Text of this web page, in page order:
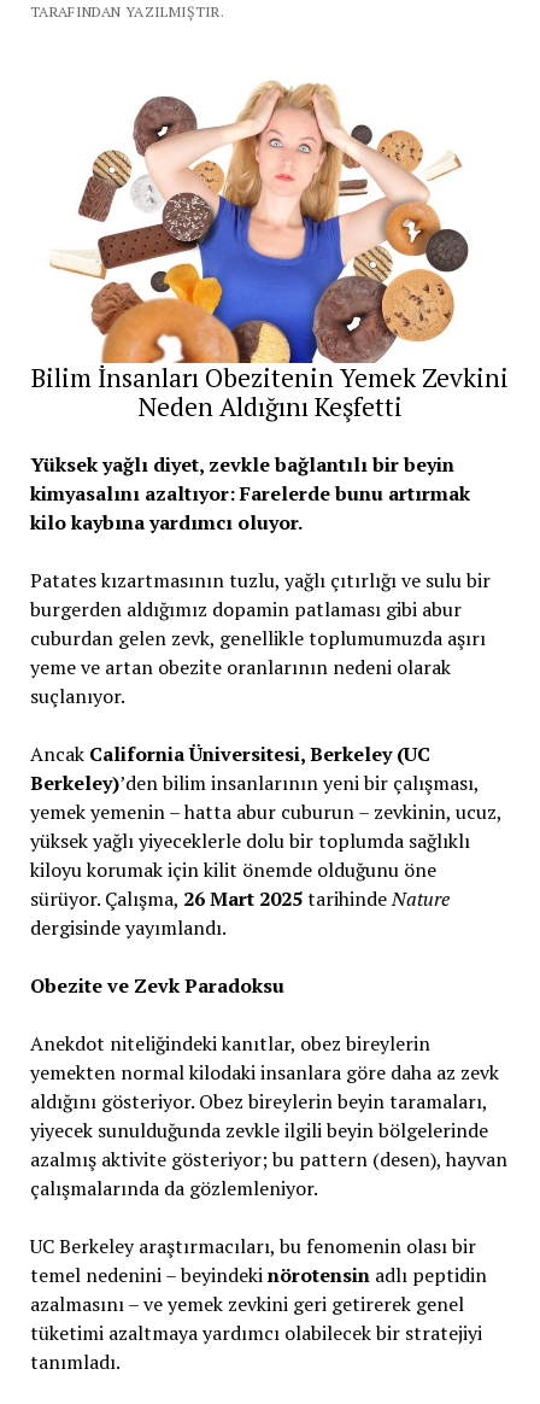
TARAFINDAN YAZILMIŞTIR.
Bilim İnsanları Obezitenin Yemek Zevkini
Neden Aldığını Keşfetti
Yüksek yağlı diyet, zevkle bağlantılı bir beyin
kimyasalını azaltıyor: Farelerde bunu artırmak
kilo kaybına yardımcı oluyor.
Patates kızartmasının tuzlu, yağlı çıtırlığı ve sulu bir
burgerden aldığımız dopamin patlaması gibi abur
cuburdan gelen zevk, genellikle toplumumuzda aşırı
yeme ve artan obezite oranlarının nedeni olarak
suçlanıyor.
Ancak California Üniversitesi, Berkeley (UC
Berkeley)’den bilim insanlarının yeni bir çalışması,
yemek yemenin – hatta abur cuburun – zevkinin, ucuz,
yüksek yağlı yiyeceklerle dolu bir toplumda sağlıklı
kiloyu korumak için kilit önemde olduğunu öne
sürüyor. Çalışma, 26 Mart 2025tarihindeNature
dergisinde yayımlandı.
Obezite ve Zevk Paradoksu
Anekdot niteliğindeki kanıtlar, obez bireylerin
yemekten normal kilodaki insanlara göre daha az zevk
aldığını gösteriyor. Obez bireylerin beyin taramaları,
yiyecek sunulduğunda zevkle ilgili beyin bölgelerinde
azalmış aktivite gösteriyor; bu pattern (desen), hayvan
çalışmalarında da gözlemleniyor.
UC Berkeley araştırmacıları, bu fenomenin olası bir
temel nedenini – beyindekinörotensinadlı peptidin
azalmasını – ve yemek zevkini geri getirerek genel
tüketimi azaltmaya yardımcı olabilecek bir stratejiyi
tanımladı.